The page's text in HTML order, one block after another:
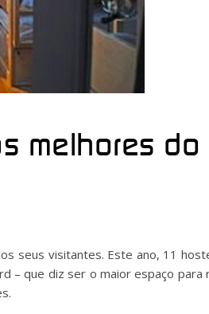
melhores do
seus visitantes. Este ano, 11
– que diz ser o maior espaço